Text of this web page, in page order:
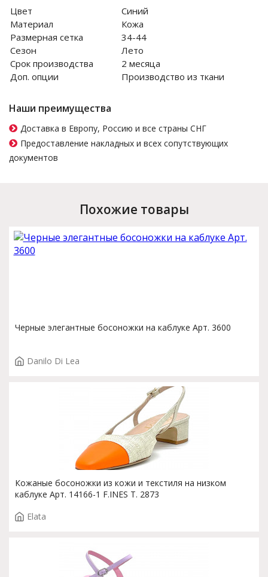
Цвет
Синий
Материал
Кожа
Размерная сетка
34-44
Сезон
Лето
Срок производства
2 месяца
Доп. опции
Производство из ткани
Наши преимущества
Доставка в Европу, Россию и все страны СНГ
Предоставление накладных и всех сопутствующих
документов
Похожие товары
Черные элегантные босоножки на каблуке Арт. 3600
Danilo Di Lea
Кожаные босоножки из кожи и текстиля на низком
каблуке Арт. 14166-1 F.INES T. 2873
Elata